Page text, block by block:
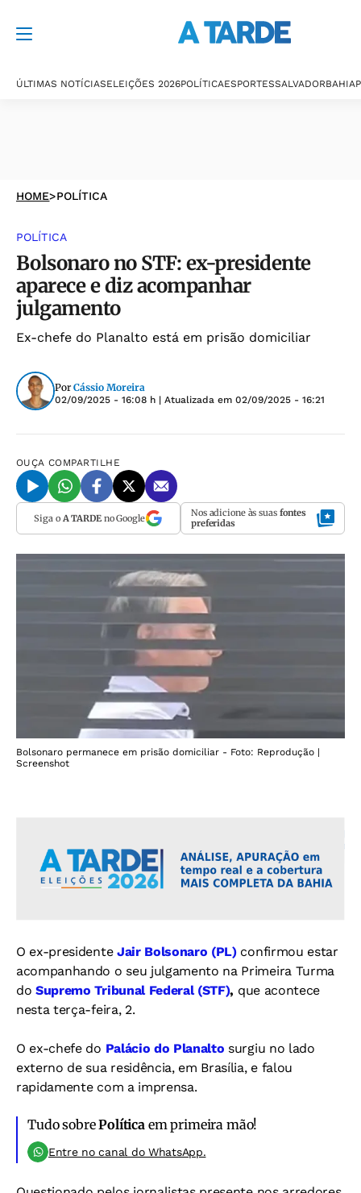
ÚLTIMAS NOTÍCIASELEIÇÕES 2026POLÍTICAESPORTESSALVADORBAHIA
HOME>POLÍTICA
POLÍTICA
Bolsonaro no STF: ex-presidente
aparece e diz acompanhar
julgamento
Ex-chefe do Planalto está em prisão domiciliar
Por Cássio Moreira
02/09/2025 - 16:08 h | Atualizada em 02/09/2025 - 16:21
OUÇA COMPARTILHE
Siga o A TARDEno Google Nos adicione às suas fontes
preferidas
Bolsonaro permanece em prisão domiciliar - Foto: Reprodução |
Screenshot
O ex-presidente Jair Bolsonaro (PL)confirmou estar
acompanhando o seu julgamento na Primeira Turma
doSupremo Tribunal Federal (STF), que acontece
nesta terça-feira, 2.
O ex-chefe do Palácio do Planalto surgiu no lado
externo de sua residência, em Brasília, e falou
rapidamente com a imprensa.
Tudo sobrePolíticaem primeira mão!
Entre no canal do WhatsApp.